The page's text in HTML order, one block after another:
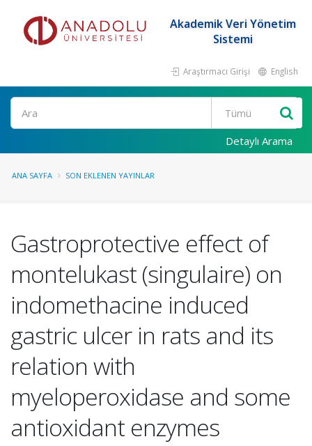
Akademik Veri Yönetim
Sistemi
Araştırmacı Girişi English
Ara
Detaylı Arama
ANA SAYFA SON EKLENEN YAYINLAR
Gastroprotective effect of
montelukast (singulaire) on
indomethacine induced
gastric ulcer in rats and its
relation with
myeloperoxidase and some
antioxidant enzymes